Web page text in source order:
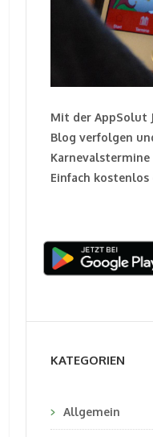
Mit der AppSolut
Blog verfolgen
Einfach
KATEGORIEN
Allgemein